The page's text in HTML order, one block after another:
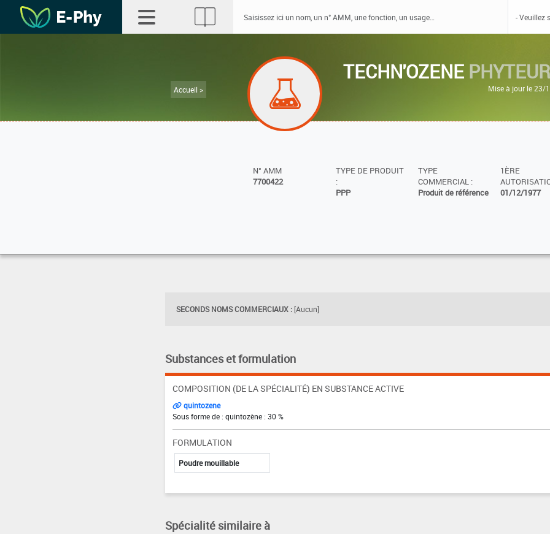
Accueil >
TECHN'OZENE
Mise à jour le 23/
N° AMM
7700422
TYPE DE PRODUIT
:
PPP
TYPE
COMMERCIAL :
Produit de référence
1ÈRE
01/12/1977
SECONDS NOMS COMMERCIAUX : [Aucun]
Substances et formulation
COMPOSITION (DE LA SPÉCIALITÉ) EN SUBSTANCE ACTIVE
quintozene
Sous forme de : quintozène : 30 %
FORMULATION
Poudre mouillable
Spécialité similaire à